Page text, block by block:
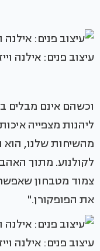
עיצוב פנים: אילנה
וכשהם אינם מבלים
ליהנות מצפייה
מהשיחות שלנו, הוא
לקולנוע. מתוך
צמוד מטבחון
את הפופקורן."
עיצוב פנים: אילנה